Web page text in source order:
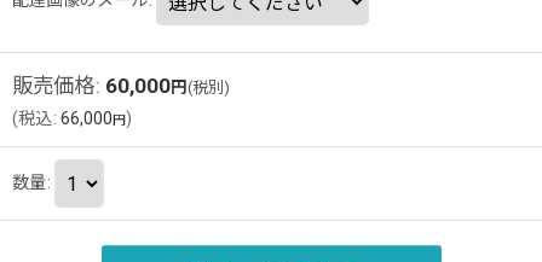
販売価格: 60,000円 (税別)
(税込: 66,000 円 )
数量: